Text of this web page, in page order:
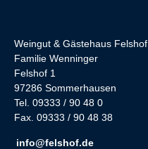
Weingut & Gästehaus Felshof
Familie Wenninger
Felshof 1
97286 Sommerhausen
Tel. 09333 / 90 48 0
Fax. 09333 / 90 48 38
info@felshof.de